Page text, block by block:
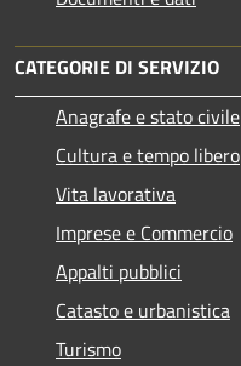
CATEGORIE DI SERVIZIO
Anagrafe e stato civile
Cultura e tempo libero
Vita lavorativa
Imprese e Commercio
Appalti pubblici
Catasto e urbanistica
Turismo